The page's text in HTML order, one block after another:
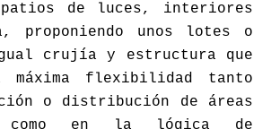
de luces, interiores
proponiendo unos lotes o
crujía y estructura que
máxima flexibilidad tanto
o distribución de áreas
como en la lógica de